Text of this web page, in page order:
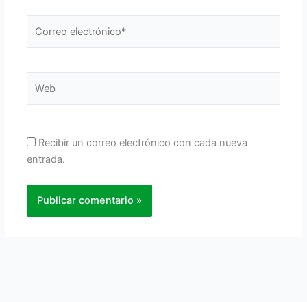
electrónico*
Recibir un correo electrónico con cada nueva
entrada.